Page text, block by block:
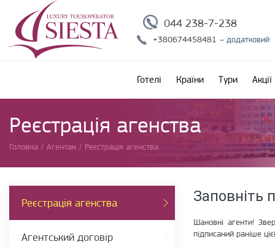
044 238-7-238
+380674458481 – додатковий
Готелі Країни Тури Акції
Реєстрація агенства
Головна / Агентам / Реєстрація агенства
Реєстрація агенства
Агентський договір
Заповніть
Шановні агенти!
підписаний раніше